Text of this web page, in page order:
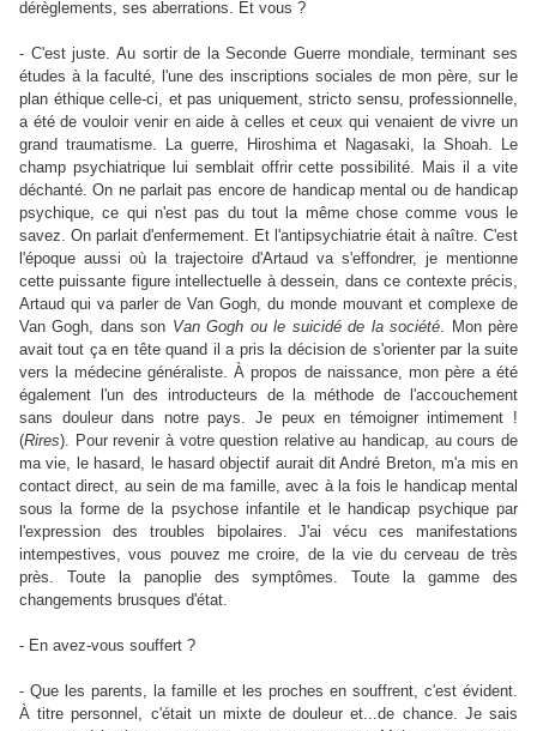
dérèglements, ses aberrations. Et vous ?
- C'est juste. Au sortir de la Seconde Guerre mondiale, terminant ses
études à la faculté, l'une des inscriptions sociales de mon père, sur le
plan éthique celle-ci, et pas uniquement, stricto sensu, professionnelle,
a été de vouloir venir en aide à celles et ceux qui venaient de vivre un
grand traumatisme. La guerre, Hiroshima et Nagasaki, la Shoah. Le
champ psychiatrique lui semblait offrir cette possibilité. Mais il a vite
déchanté. On ne parlait pas encore de handicap mental ou de handicap
psychique, ce qui n'est pas du tout la même chose comme vous le
savez. On parlait d'enfermement. Et l'antipsychiatrie était à naître. C'est
l'époque aussi où la trajectoire d'Artaud va s'effondrer, je mentionne
cette puissante figure intellectuelle à dessein, dans ce contexte précis,
Artaud qui va parler de Van Gogh, du monde mouvant et complexe de
Van Gogh, dans son Van Gogh ou le suicidé de la société. Mon père
avait tout ça en tête quand il a pris la décision de s'orienter par la suite
vers la médecine généraliste. À propos de naissance, mon père a été
également l'un des introducteurs de la méthode de l'accouchement
sans douleur dans notre pays. Je peux en témoigner intimement !
(Rires). Pour revenir à votre question relative au handicap, au cours de
ma vie, le hasard, le hasard objectif aurait dit André Breton, m'a mis en
contact direct, au sein de ma famille, avec à la fois le handicap mental
sous la forme de la psychose infantile et le handicap psychique par
l'expression des troubles bipolaires. J'ai vécu ces manifestations
intempestives, vous pouvez me croire, de la vie du cerveau de très
près. Toute la panoplie des symptômes. Toute la gamme des
changements brusques d'état.
- En avez-vous souffert ?
- Que les parents, la famille et les proches en souffrent, c'est évident.
À titre personnel, c'était un mixte de douleur et...de chance. Je sais